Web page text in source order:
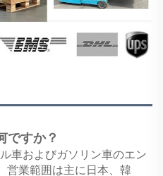
ですか？
車およびガソリン車のエン
営業範囲は主に日本、韓